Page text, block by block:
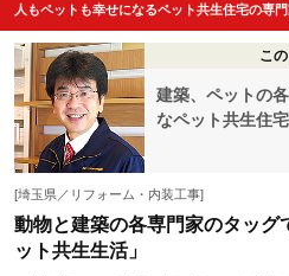
人もペットも幸せになるペット共生住宅の専
こ
建築、ペットの
なペット共生住
[埼玉県／リフォーム・内装工事]
動物と建築の各専門家のタッグ
ット共生生活」